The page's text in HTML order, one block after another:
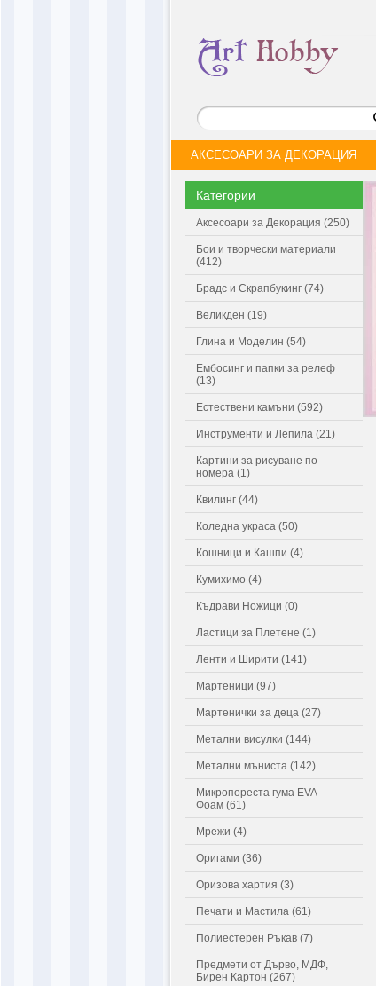
АКСЕСОАРИ ЗА ДЕКОРАЦИЯ
Категории
Аксесоари за Декорация (250)
Бои и творчески материали
(412)
Брадс и Скрапбукинг (74)
Великден (19)
Глина и Моделин (54)
Ембосинг и папки за релеф
(13)
Естествени камъни (592)
Инструменти и Лепила (21)
Картини за рисуване по
номера (1)
Квилинг (44)
Коледна украса (50)
Кошници и Кашпи (4)
Кумихимо (4)
Къдрави Ножици (0)
Ластици за Плетене (1)
Ленти и Ширити (141)
Мартеници (97)
Мартенички за деца (27)
Метални висулки (144)
Метални мъниста (142)
Микропореста гума EVA -
Фоам (61)
Мрежи (4)
Оригами (36)
Оризова хартия (3)
Печати и Мастила (61)
Полиестерен Ръкав (7)
Предмети от Дърво, МДФ,
Бирен Картон (267)